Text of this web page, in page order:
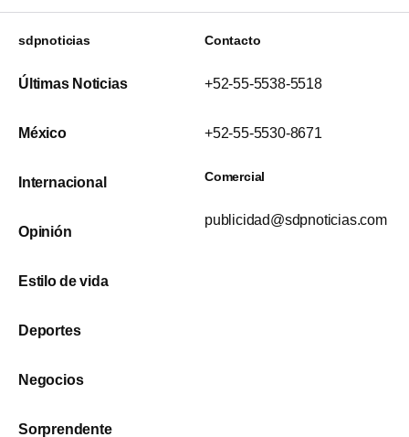
sdpnoticias
Últimas Noticias
México
Internacional
Opinión
Estilo de vida
Deportes
Negocios
Sorprendente
Contacto
+52-55-5538-5518
+52-55-5530-8671
Comercial
publicidad@sdpnoticias.com